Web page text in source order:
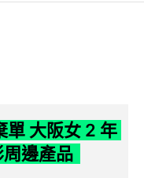
單 大阪女 2 年
邊產品